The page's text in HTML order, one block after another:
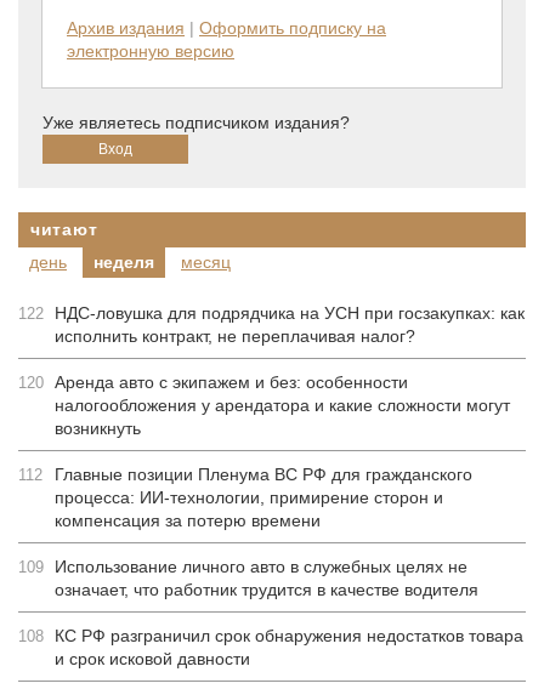
Архив издания | Оформить подписку на
электронную версию
Уже являетесь подписчиком издания?
читают
день
неделя месяц
122
НДС-ловушка для подрядчика на УСН при госзакупках: как
исполнить контракт, не переплачивая налог?
120 Аренда авто с экипажем и без: особенности
налогообложения у арендатора и какие сложности могут
возникнуть
112
Главные позиции Пленума ВС РФ для гражданского
процесса: ИИ-технологии, примирение сторон и
компенсация за потерю времени
109
Использование личного авто в служебных целях не
означает, что работник трудится в качестве водителя
108
КС РФ разграничил срок обнаружения недостатков товара
и срок исковой давности